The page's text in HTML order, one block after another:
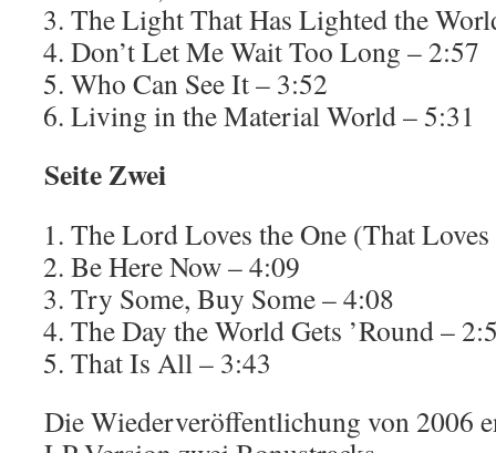
The Light That Has Lighted the
Don’t Let Me Wait Too Long – 2:57
Who Can See It – 3:52
Living in the Material World – 5:31
Seite Zwei
The Lord Loves the One (That
Be Here Now – 4:09
Try Some, Buy Some – 4:08
The Day the World Gets ’Round –
That Is All – 3:43
Die Wiederveröffentlichung von 2006